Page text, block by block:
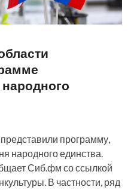
программу,
народного единства.
Сиб.фм со ссылкой
В частности, ряд